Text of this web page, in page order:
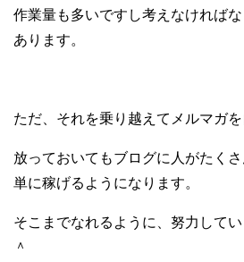
作業量も多いですし考えなければ
あります。
ただ、それを乗り越えてメルマガを
放っておいてもブログに人がたく
単に稼げるようになります。
そこまでなれるように、努力して
＾